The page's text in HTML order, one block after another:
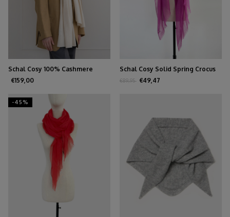
Schal Cosy 100% Cashmere
Beige Melee
€159,00
Schal Cosy Solid Spring Crocus
€89,95 €49,47
-45%